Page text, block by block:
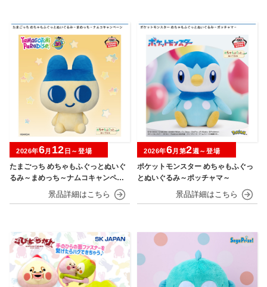
たまごっち めちゃもふぐっとぬいぐ
るみ～まめっち～ナムコキャンペー
2026年6月 12 日～登場
ポケットモンスター めちゃもふぐっ
とぬいぐるみ～ポッチャマ～
2026年6月第2週～登場